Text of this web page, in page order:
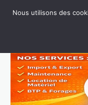
Nous utilisons des